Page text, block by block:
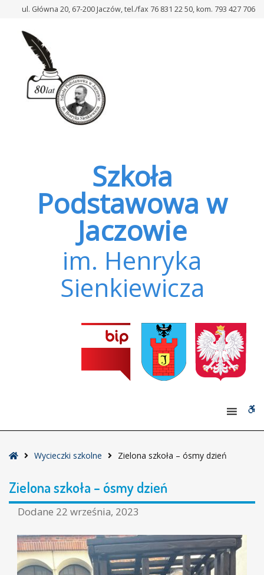
szkoła
ul. Główna 20, 67-200 Jaczów, tel./fax 76 831 22 50, kom. 793 427 706
Szkoła
Podstawowa w
Jaczowie
im. Henryka
Sienkiewicza
StronaWycieczki szkolne Zielona szkoła – ósmy dzień
Zielona szkoła – ósmy dzień
Dodane 22 września, 2023